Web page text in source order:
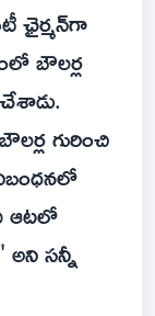
ఛైర్మన్‌గా
బౌలర్ల
గురించి
ఆటలో
అని స‌న్నీ